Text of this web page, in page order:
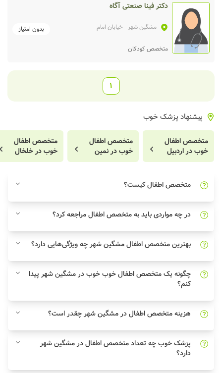
دکتر فینا صنعتی آگاه
مشگین شهر - خیابان امام بدون امتیاز
متخصص کودکان
1
پیشنهاد پزشک خوب
متخصص اطفال
خوب در اردبیل
متخصص اطفال
خوب در نمین
متخصص اطفال
خوب در خلخال
متخصص اطفال کیست؟
در چه مواردی باید به متخصص اطفال مراجعه کرد؟
بهترین متخصص اطفال مشگین شهر چه ویژگی‌هایی دارد؟
چگونه یک متخصص اطفال خوب خوب در مشگین شهر پیدا
کنم؟
هزینه متخصص اطفال در مشگین شهر چقدر است؟
پزشک خوب چه تعداد متخصص اطفال در مشگین شهر
دارد؟